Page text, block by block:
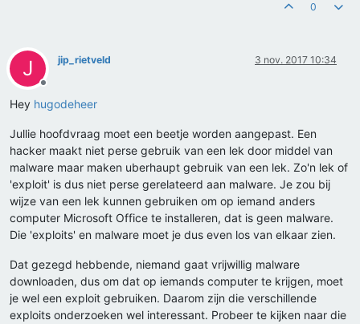
0
J
Offline
jip_rietveld 3 nov. 2017 10:34
Hey hugodeheer
Jullie hoofdvraag moet een beetje worden aangepast. Een
hacker maakt niet perse gebruik van een lek door middel van
malware maar maken uberhaupt gebruik van een lek. Zo'n lek of
'exploit' is dus niet perse gerelateerd aan malware. Je zou bij
wijze van een lek kunnen gebruiken om op iemand anders
computer Microsoft Office te installeren, dat is geen malware.
Die 'exploits' en malware moet je dus even los van elkaar zien.
Dat gezegd hebbende, niemand gaat vrijwillig malware
downloaden, dus om dat op iemands computer te krijgen, moet
je wel een exploit gebruiken. Daarom zijn die verschillende
exploits onderzoeken wel interessant. Probeer te kijken naar die